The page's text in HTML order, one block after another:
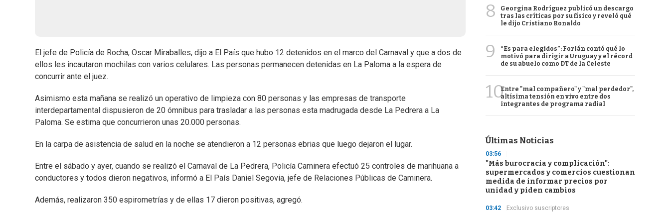
El jefe de Policía de Rocha, Oscar Miraballes, dijo a El País que hubo 12 detenidos en el marco del Carnaval y que a dos de
ellos les incautaron mochilas con varios celulares. Las personas permanecen detenidas en La Paloma a la espera de
concurrir ante el juez.
Asimismo esta mañana se realizó un operativo de limpieza con 80 personas y las empresas de transporte
interdepartamental dispusieron de 20 ómnibus para trasladar a las personas esta madrugada desde La Pedrera a La
Paloma. Se estima que concurrieron unas 20.000 personas.
En la carpa de asistencia de salud en la noche se atendieron a 12 personas ebrias que luego dejaron el lugar.
Entre el sábado y ayer, cuando se realizó el Carnaval de La Pedrera, Policía Caminera efectuó 25 controles de marihuana a
conductores y todos dieron negativos, informó a El País Daniel Segovia, jefe de Relaciones Públicas de Caminera.
Además, realizaron 350 espirometrías y de ellas 17 dieron positivas, agregó.
8
Georgina Rodríguez publicó un descargo
tras las críticas por su físico y reveló qué
le dijo Cristiano Ronaldo
9
“Es para elegidos”: Forlán contó qué lo
motivó para dirigir a Uruguay y el récord
de su abuelo como DT de la Celeste
10Entre "mal compañero" y "mal perdedor",
altísima tensión en vivo entre dos
integrantes de programa radial
Últimas Noticias
03:56
"Más burocracia y complicación":
supermercados y comercios cuestionan
medida de informar precios por
unidad y piden cambios
03:42 Exclusivo suscriptores